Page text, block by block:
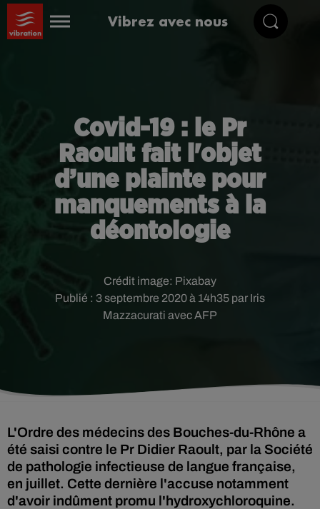
Vibrez avec nous
Covid-19 : le Pr
Raoult fait l'objet
d’une plainte pour
manquements à la
déontologie
Publié : 3 septembre 2020 à 14h35 par Iris
Mazzacurati avec AFP
Crédit image: Pixabay
L'Ordre des médecins des Bouches-du-Rhône a
été saisi contre le Pr Didier Raoult, par la Société
de pathologie infectieuse de langue française,
en juillet. Cette dernière l'accuse notamment
d'avoir indûment promu l'hydroxychloroquine.